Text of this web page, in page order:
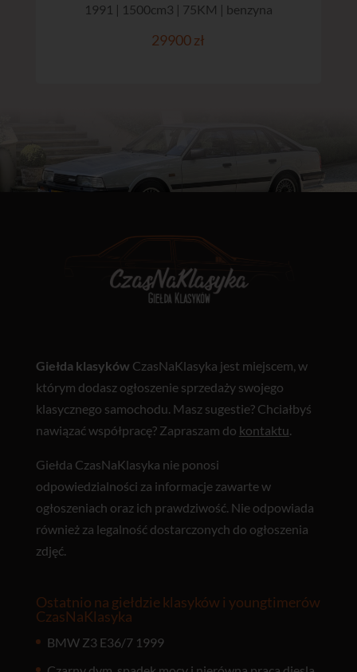
1991 | 1500cm3 | 75KM | benzyna
29900 zł
Giełda klasyków CzasNaKlasyka jest miejscem, w
którym dodasz ogłoszenie sprzedaży swojego
klasycznego samochodu. Masz sugestie? Chciałbyś
nawiązać współpracę? Zapraszam do kontaktu.
Giełda CzasNaKlasyka nie ponosi
odpowiedzialności za informacje zawarte w
ogłoszeniach oraz ich prawdziwość. Nie odpowiada
również za legalność dostarczonych do ogłoszenia
zdjęć.
Ostatnio na giełdzie klasyków i youngtimerów
CzasNaKlasyka
BMW Z3 E36/7 1999